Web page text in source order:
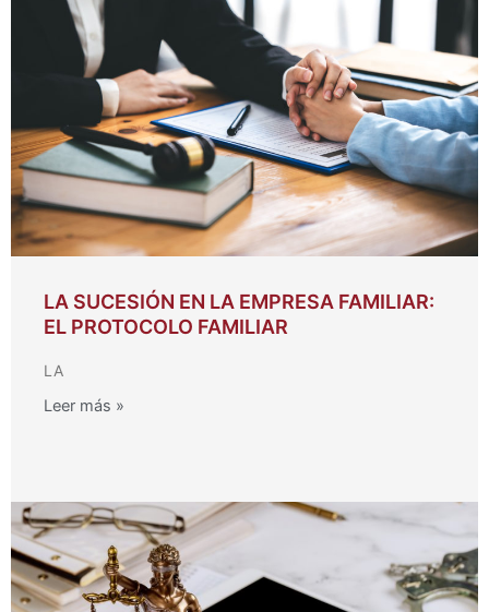
LA SUCESIÓN EN LA EMPRESA FAMILIAR:
EL PROTOCOLO FAMILIAR
LA
Leer más »